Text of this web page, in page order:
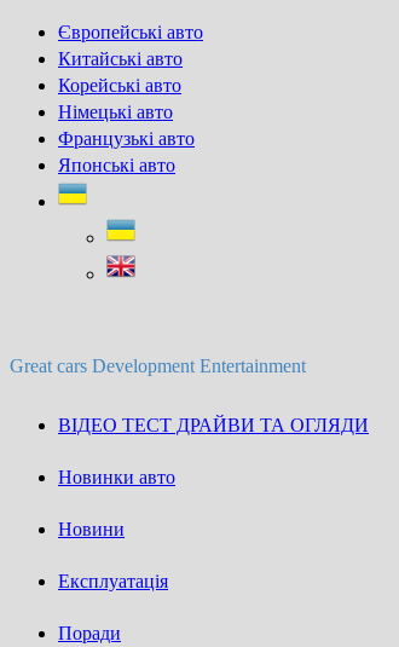
Skip
content
Європейські авто
Китайські авто
Корейські авто
Німецькі авто
Французькі авто
Японські авто
Great cars Development Entertainment
ВІДЕО ТЕСТ ДРАЙВИ ТА ОГЛЯДИ
Новинки авто
Новини
Експлуатація
Поради